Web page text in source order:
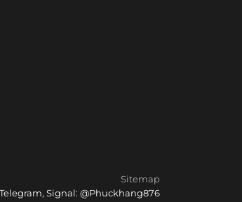
Sitemap
Signal: @Phuckhang876